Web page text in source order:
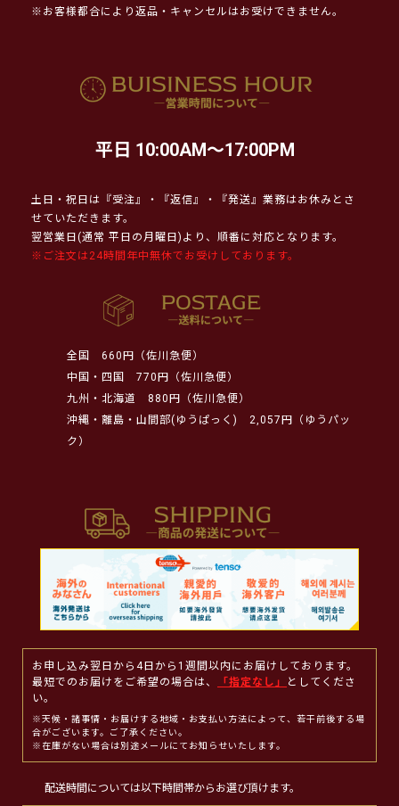
※お客様都合により返品・キャンセルはお受けできません。
平日 10:00AM～17:00PM
土日・祝日は『受注』・『返信』・『発送』業務はお休みとさ
せていただきます。
翌営業日(通常 平日の月曜日)より、順番に対応となります。
※ご注文は24時間年中無休でお受けしております。
全国
660円（佐川急便）
中国・四国
770円（佐川急便）
九州・北海道
880円（佐川急便）
沖縄・離島・山間部(ゆうぱっく)
2,057円（ゆうパッ
ク）
お申し込み翌日から4日から1週間以内にお届けしております。
最短でのお届けをご希望の場合は、
「指定なし」
としてくださ
い。
※天候・諸事情・お届けする地域・お支払い方法によって、若干前後する場
合がございます。ご了承ください。
※在庫がない場合は別途メールにてお知らせいたします。
配送時間については以下時間帯からお選び頂けます。